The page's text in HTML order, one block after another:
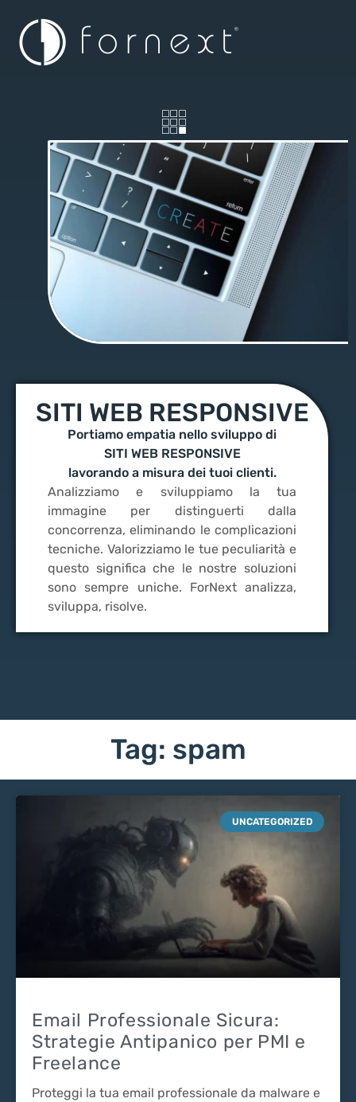
SITI WEB RESPONSIVE
Portiamo empatia nello sviluppo di
SITI WEB RESPONSIVE
lavorando a misura dei tuoi clienti.
Analizziamo e sviluppiamo la tua
immagine per distinguerti dalla
concorrenza, eliminando le complicazioni
tecniche. Valorizziamo le tue peculiarità e
questo significa che le nostre soluzioni
sono sempre uniche. ForNext analizza,
sviluppa, risolve.
Tag: spam
UNCATEGORIZED
Email Professionale Sicura:
Strategie Antipanico per PMI e
Freelance
Proteggi la tua email professionale da malware e